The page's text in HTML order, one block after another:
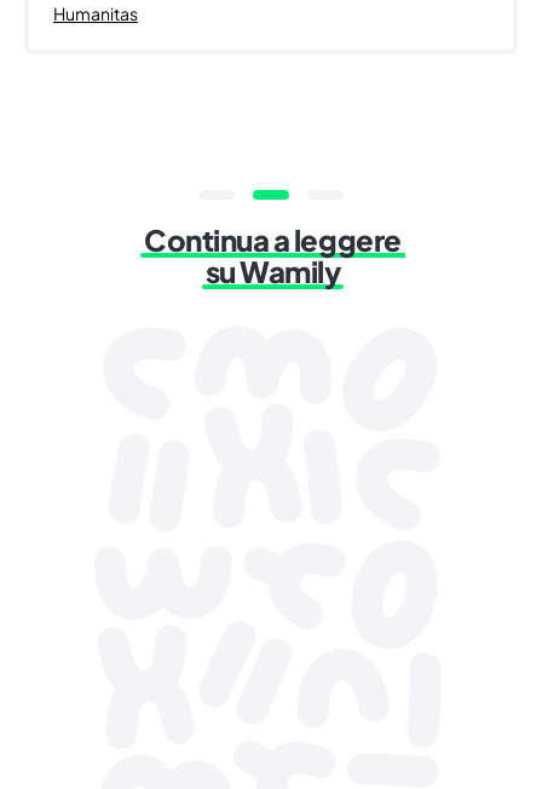
Humanitas
Continua a leggere
su Wamily